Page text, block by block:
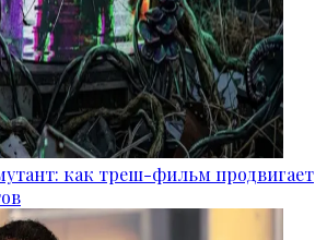
как треш-фильм продвигает